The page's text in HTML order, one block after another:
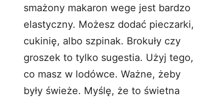
smażony makaron wege jest bardzo
elastyczny. Możesz dodać pieczarki,
cukinię, albo szpinak. Brokuły czy
groszek to tylko sugestia. Użyj tego,
co masz w lodówce. Ważne, żeby
były świeże. Myślę, że to świetna